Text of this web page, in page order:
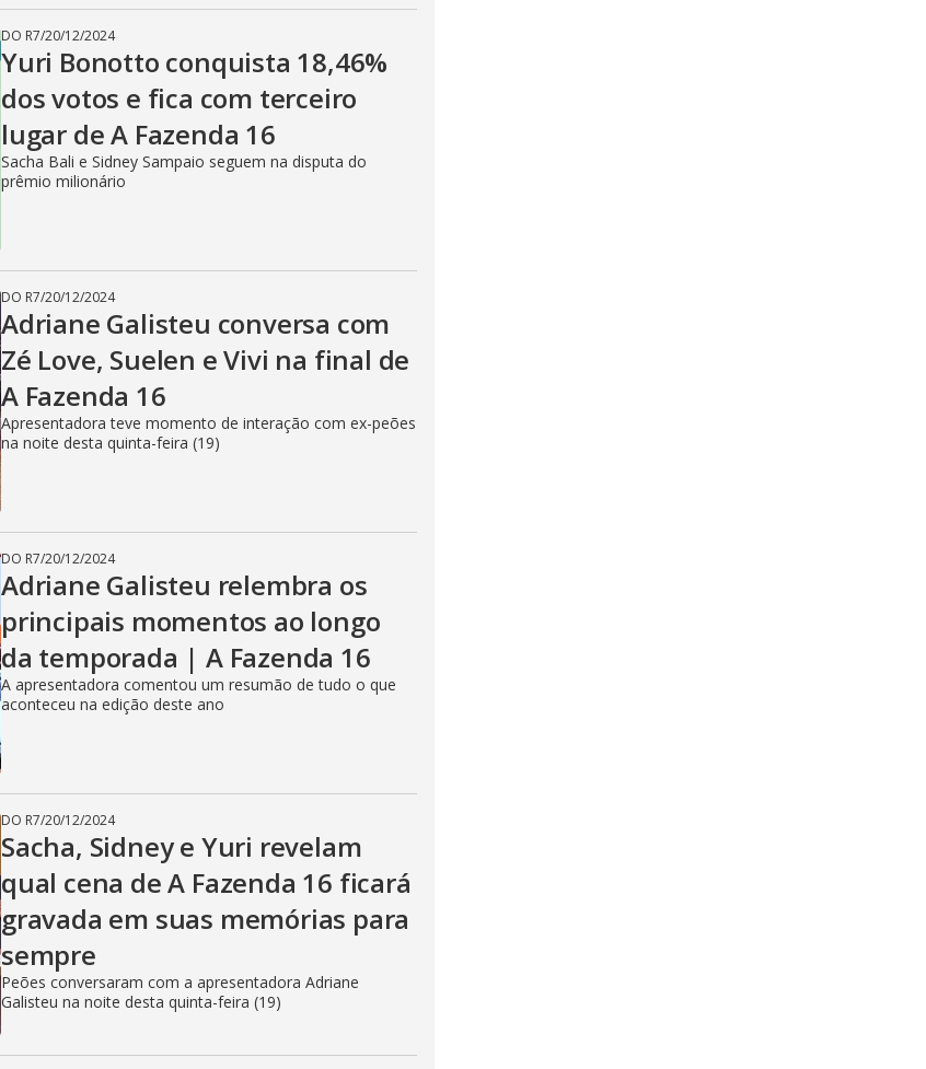
DO R7/20/12/2024
Yuri Bonotto conquista 18,46%
dos votos e fica com terceiro
lugar de A Fazenda 16
Sacha Bali e Sidney Sampaio seguem na disputa do
prêmio milionário
DO R7/20/12/2024
Adriane Galisteu conversa com
Zé Love, Suelen e Vivi na final de
A Fazenda 16
Apresentadora teve momento de interação com ex-peões
na noite desta quinta-feira (19)
DO R7/20/12/2024
Adriane Galisteu relembra os
principais momentos ao longo
da temporada | A Fazenda 16
A apresentadora comentou um resumão de tudo o que
aconteceu na edição deste ano
DO R7/20/12/2024
Sacha, Sidney e Yuri revelam
qual cena de A Fazenda 16 ficará
gravada em suas memórias para
sempre
Peões conversaram com a apresentadora Adriane
Galisteu na noite desta quinta-feira (19)